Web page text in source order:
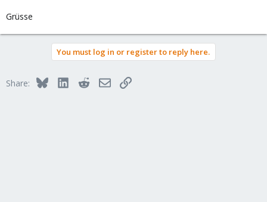
Grüsse
You must log in or register to reply here.
Share: BlueskyLinkedInRedditEmailLink